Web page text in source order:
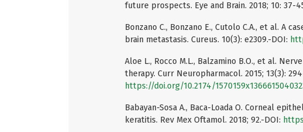
future prospects. Eye and Brain. 2018; 10: 37-
Bonzano C., Bonzano E., Cutolo C.A., et al. A
brain metastasis. Cureus. 10(3): e2309.-DOI:
Aloe L., Rocco M.L., Balzamino B.O., et al.
therapy. Curr Neuropharmacol. 2015; 13(3):
https://doi.org/10.2174/
Babayan-Sosa A., Baca-Loada O. Corneal
keratitis. Rev Mex Oftamol. 2018; 92.-DOI: